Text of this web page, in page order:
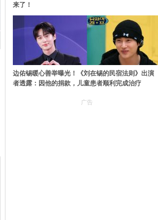
来了！
边佑锡暖心善举曝光！《刘在锡的民宿法则》出演
者透露：因他的捐款，儿童患者顺利完成治疗
广告